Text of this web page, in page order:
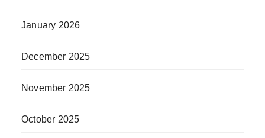
January 2026
December 2025
November 2025
October 2025